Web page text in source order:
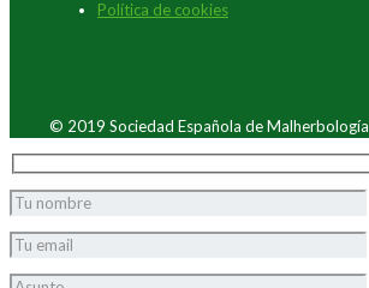
Política de cookies
© 2019 Sociedad Española de Malherbología